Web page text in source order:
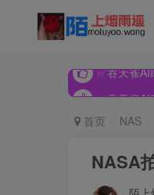
✅吞天雀
✅吞天雀
首页 NAS
NASA